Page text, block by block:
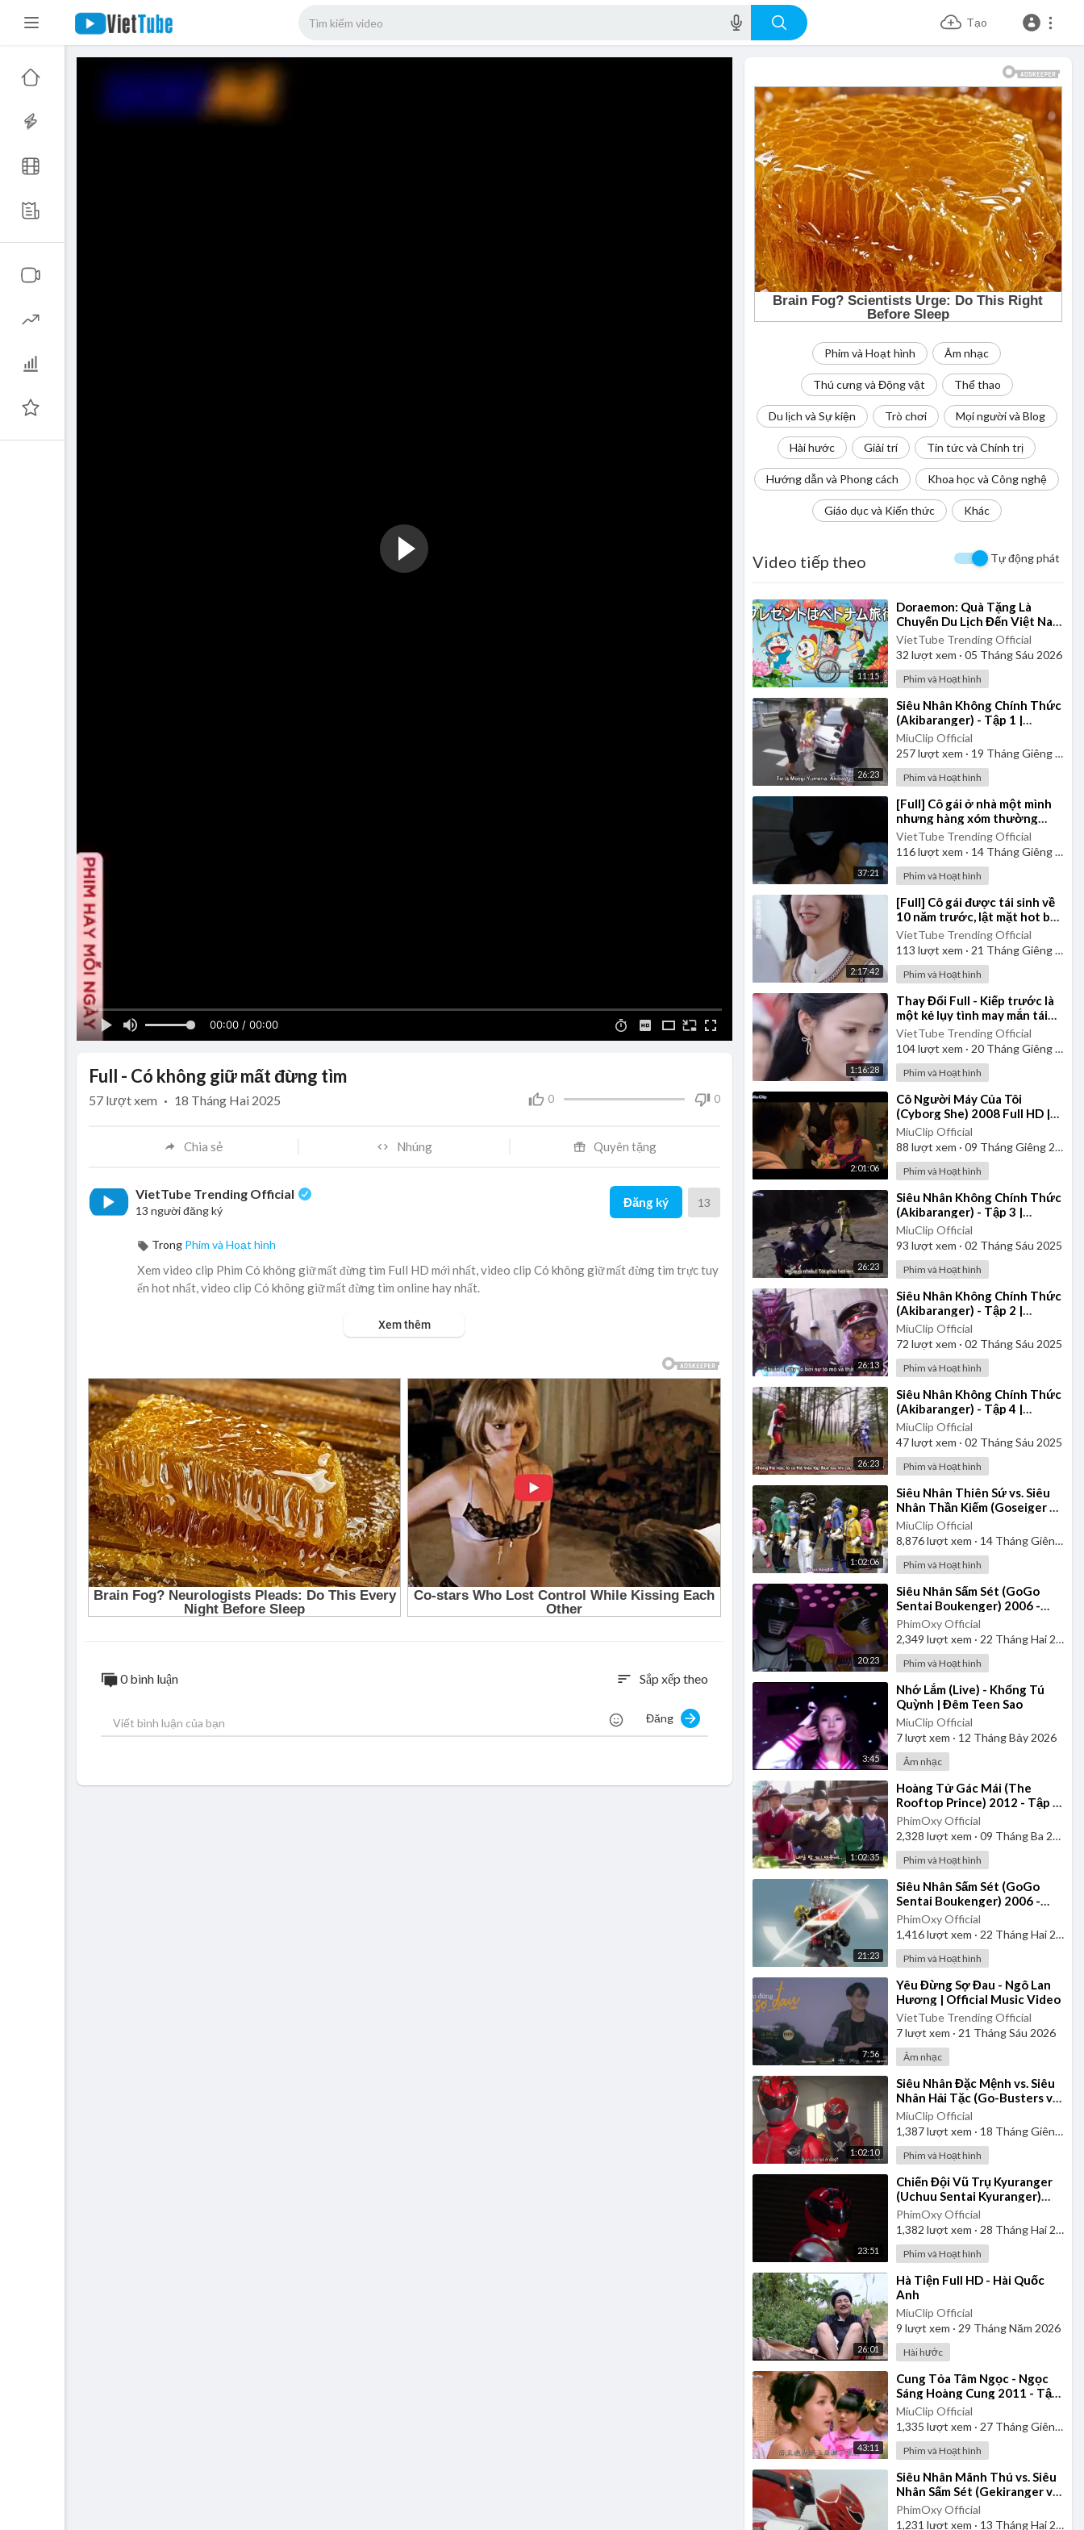
Tạo
00:00 / 00:00
Phim và Hoạt hình Âm nhạc
Thú cưng và Động vật Thể thao
Du lịch và Sự kiện Trò chơi Mọi người và Blog
Hài hước Giải trí Tin tức và Chính trị
Hướng dẫn và Phong cách Khoa học và Công nghệ
Giáo dục và Kiến thức Khác
Video tiếp theo Tự động phát
11:15
⁣Doraemon: Quà Tặng Là
Chuyến Du Lịch Đến Việt Nam
- Tập Đặc Biệt | Bản Lồng
Tiếng Full
VietTube Trending Official
32 lượt xem · 05 Tháng Sáu 2026
Phim và Hoạt hình
26:23
⁣Siêu Nhân Không Chính Thức
(Akibaranger) - Tập 1 |
Vietsub
MiuClip Official
257lượt xem · 19 Tháng Giêng 2025
Phim và Hoạt hình
37:21
⁣[Full] Cô gái ở nhà một mình
nhưng hàng xóm thường
nghe tiếng xả nước ở nhà cô
lúc 1 giờ khuya
VietTube Trending Official
116lượt xem · 14 Tháng Giêng 2025
Phim và Hoạt hình
2:17:42
⁣[Full] Cô gái được tái sinh về
10 năm trước, lật mặt hot boy
của trường là kẻ mưu mô độc
ác
VietTube Trending Official
113 lượt xem · 21 Tháng Giêng 2025
Phim và Hoạt hình
1:16:28
⁣Thay Đổi Full - Kiếp trước là
một kẻ lụy tình may mắn tái
sinh chàng trai quyết thay đổi
số phận
VietTube Trending Official
104lượt xem · 20 Tháng Giêng 2025
Phim và Hoạt hình
2:01:06
⁣Cô Người Máy Của Tôi
(Cyborg She) 2008 Full HD |
Vietsub
MiuClip Official
88 lượt xem · 09 Tháng Giêng 2025
Phim và Hoạt hình
26:23
⁣Siêu Nhân Không Chính Thức
(Akibaranger) - Tập 3 |
Vietsub
MiuClip Official
93 lượt xem · 02 Tháng Sáu 2025
Phim và Hoạt hình
26:13
⁣Siêu Nhân Không Chính Thức
(Akibaranger) - Tập 2 |
Vietsub
MiuClip Official
72 lượt xem · 02 Tháng Sáu 2025
Phim và Hoạt hình
26:23
⁣Siêu Nhân Không Chính Thức
(Akibaranger) - Tập 4 |
Vietsub
MiuClip Official
47lượt xem · 02 Tháng Sáu 2025
Phim và Hoạt hình
1:02:06
⁣Siêu Nhân Thiên Sứ vs. Siêu
Nhân Thần Kiếm (Goseiger vs.
Shinkenger) | Vietsub
MiuClip Official
8,876lượt xem · 14 Tháng Giêng 2025
Phim và Hoạt hình
20:23
⁣Siêu Nhân Sấm Sét (GoGo
Sentai Boukenger) 2006 -
Tập 1 | Thuyết Minh
PhimOxy Official
2,349 lượt xem · 22 Tháng Hai 2025
Phim và Hoạt hình
3:45
⁣Nhớ Lắm (Live) - Khổng Tú
Quỳnh | Đêm Teen Sao
MiuClip Official
7lượt xem · 12 Tháng Bảy 2026
Âm nhạc
1:02:35
⁣Hoàng Tử Gác Mái (The
Rooftop Prince) 2012 - Tập 1
| Lồng Tiếng
PhimOxy Official
2,328 lượt xem · 09 Tháng Ba 2025
Phim và Hoạt hình
21:23
⁣Siêu Nhân Sấm Sét (GoGo
Sentai Boukenger) 2006 -
Tập 2 | Thuyết Minh
PhimOxy Official
1,416lượt xem · 22 Tháng Hai 2025
Phim và Hoạt hình
7:56
⁣Yêu Đừng Sợ Đau - Ngô Lan
Hương | Official Music Video
VietTube Trending Official
7lượt xem · 21 Tháng Sáu 2026
Âm nhạc
1:02:10
⁣Siêu Nhân Đặc Mệnh vs. Siêu
Nhân Hải Tặc (Go-Busters vs.
Gokaiger) | Vietsub
MiuClip Official
1,387lượt xem · 18 Tháng Giêng 2025
Phim và Hoạt hình
23:51
⁣Chiến Đội Vũ Trụ Kyuranger
(Uchuu Sentai Kyuranger)
2017 - Tập 1 | Thuyết Minh
PhimOxy Official
1,382 lượt xem · 28 Tháng Hai 2025
Phim và Hoạt hình
26:01
⁣Hà Tiện Full HD - Hài Quốc
Anh
MiuClip Official
9 lượt xem · 29 Tháng Năm 2026
Hài hước
43:11
⁣Cung Tỏa Tâm Ngọc - Ngọc
Sáng Hoàng Cung 2011 - Tập
1 | Thuyết Minh
MiuClip Official
1,335 lượt xem · 27 Tháng Giêng 2025
Phim và Hoạt hình
⁣Siêu Nhân Mãnh Thú vs. Siêu
Nhân Sấm Sét (Gekiranger vs.
Boukenger) 2008 | Vietsub
PhimOxy Official
1,231 lượt xem · 13 Tháng Hai 2025
Full - Có không giữ mất đừng tìm
0 0
57 lượt xem · 18 Tháng Hai 2025
Chia sẻ Nhúng Quyên tặng
VietTube Trending Official
13 người đăng ký
Đăng ký 13
Trong Phim và Hoạt hình
Xem video clip Phim Có không giữ mất đừng tìm Full HD mới nhất, video clip Có không giữ mất đừng tìm trực tuy
ến hot nhất, video clip Có không giữ mất đừng tìm online hay nhất.
Xem thêm
0 bình luận sort Sắp xếp theo
Đăng